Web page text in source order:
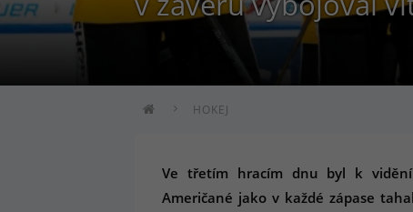
HOKEJ
Ve třetím hracím dnu byl k vidění
Američané jako v každé zápase